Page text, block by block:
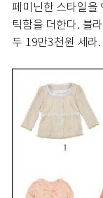
페미닌한 스타일을
틱함을 더한다. 블
두 19만3천원 세라.